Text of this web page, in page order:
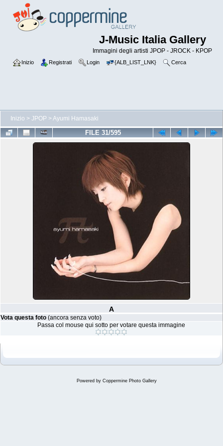
J-Music Italia Gallery
Immagini degli artisti JPOP - JROCK - KPOP
Inizio Registrati Login {ALB_LIST_LNK} Cerca
Inizio > JPOP >Ayumi Hamasaki
FILE 31/595
A
Vota questa foto (ancora senza voto)
Passa col mouse qui sotto per votare questa immagine
Powered by Coppermine Photo Gallery